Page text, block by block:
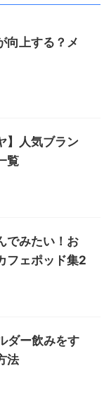
向上する？メ
】人気ブラン
覧
でみたい！お
フェポッド集2
ダー飲みをす
法